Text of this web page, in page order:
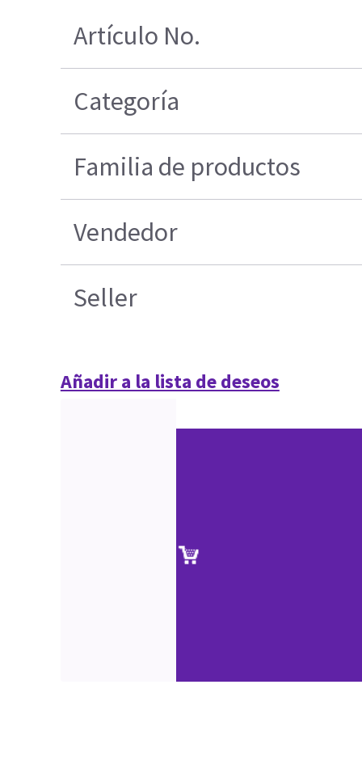
Artículo No.
Categoría
Familia de productos
Vendedor
Seller
Añadir a la lista de deseos